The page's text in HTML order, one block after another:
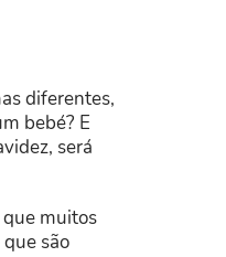
diferentes,
bebé? E
será
que muitos
são